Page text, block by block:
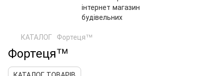
КАТАЛОГ Фортеця™
Фортеця™